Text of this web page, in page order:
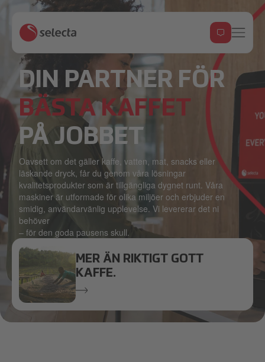
DIN PARTNER FÖR
BÄSTA KAFFET
PÅ JOBBET
Oavsett om det gäller kaffe, vatten, mat, snacks eller
läskande dryck, får du genom våra lösningar
kvalitetsprodukter som är tillgängliga dygnet runt. Våra
maskiner är utformade för olika miljöer och erbjuder en
smidig, användarvänlig upplevelse. Vi levererar det ni
behöver
– för den goda pausens skull.
Medium-Selecta Coffee Fund 2020 303.jpg
MER ÄN RIKTIGT GOTT
KAFFE.